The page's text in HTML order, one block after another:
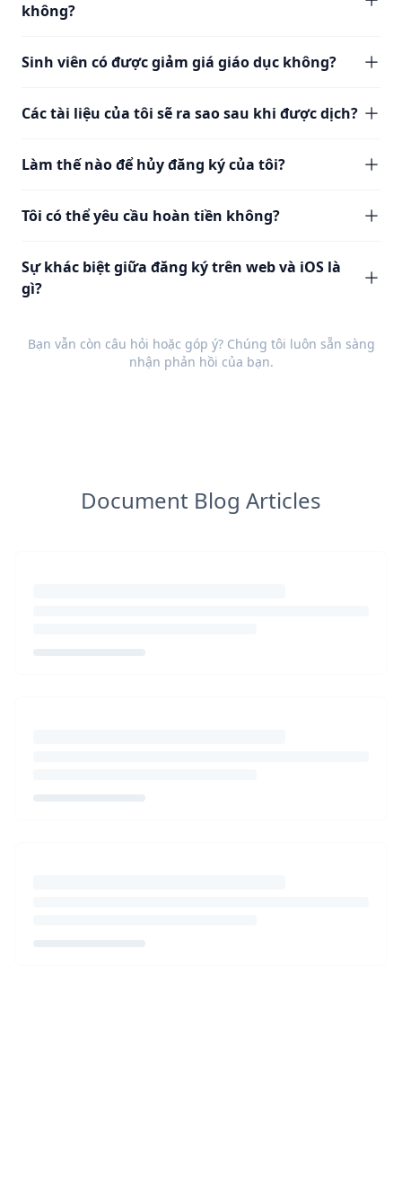
không?
Sinh viên có được giảm giá giáo dục không?
Các tài liệu của tôi sẽ ra sao sau khi được dịch?
Làm thế nào để hủy đăng ký của tôi?
Tôi có thể yêu cầu hoàn tiền không?
Sự khác biệt giữa đăng ký trên web và iOS là
gì?
Bạn vẫn còn câu hỏi hoặc góp ý? Chúng tôi luôn sẵn sàng
nhận phản hồi của bạn.
Document Blog Articles